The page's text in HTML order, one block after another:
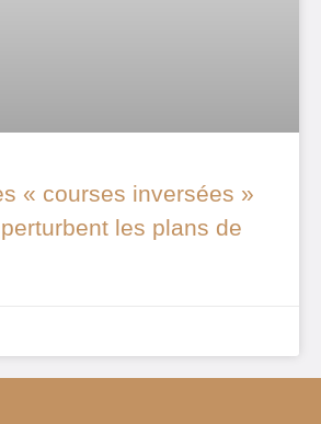
« courses inversées »
les plans de